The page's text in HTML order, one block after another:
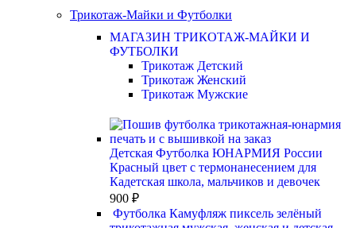
Трикотаж-Майки и Футболки
МАГАЗИН ТРИКОТАЖ-МАЙКИ И
ФУТБОЛКИ
Трикотаж Детский
Трикотаж Женский
Трикотаж Мужские
Детская Футболка ЮНАРМИЯ России
Красный цвет с термонанесением для
Кадетская школа, мальчиков и девочек
900 ₽
Футболка Камуфляж пиксель зелёный